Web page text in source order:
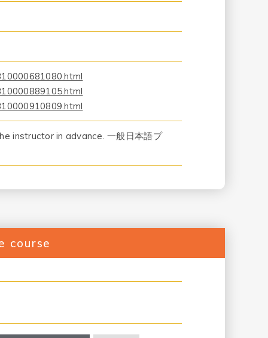
instructor in advance. 一般日本語プ
course